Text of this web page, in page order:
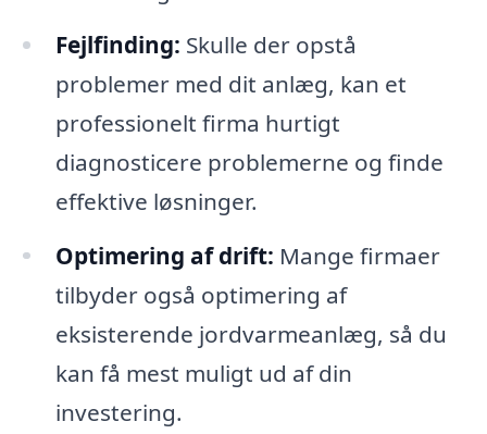
Fejlfinding: Skulle der opstå
problemer med dit anlæg, kan et
professionelt firma hurtigt
diagnosticere problemerne og finde
effektive løsninger.
Optimering af drift: Mange firmaer
tilbyder også optimering af
eksisterende jordvarmeanlæg, så du
kan få mest muligt ud af din
investering.